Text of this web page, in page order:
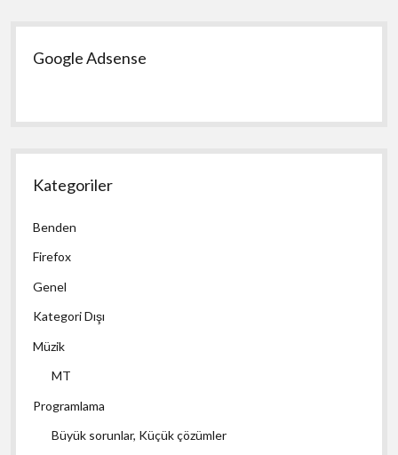
Google Adsense
Kategoriler
Benden
Firefox
Genel
Kategori Dışı
Müzik
MT
Programlama
Büyük sorunlar, Küçük çözümler